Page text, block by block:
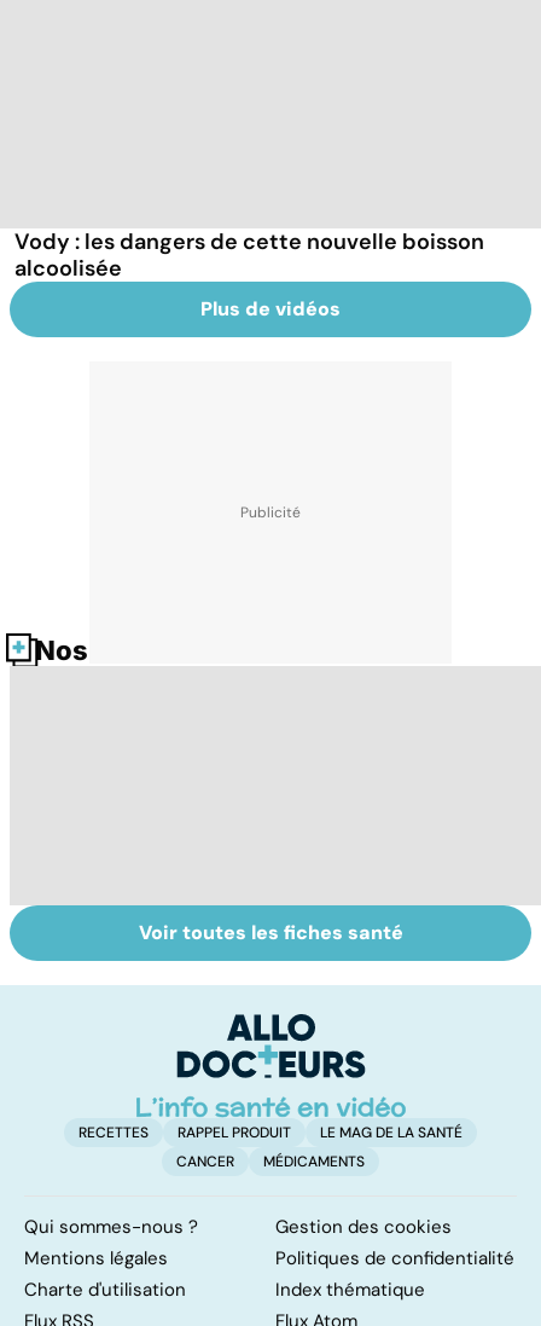
Vody : les dangers de cette nouvelle boisson
alcoolisée
Plus de vidéos
Nos fiches santé
Santé des
jeunes : quel rôle
Automutilation :
des ados en
Voir toutes les fiches santé
RECETTES RAPPEL PRODUIT
LE MAG DE LA SANTÉ
CANCER
MÉDICAMENTS
Qui sommes-nous ?
Gestion des cookies
Mentions légales
Politiques de confidentialité
Charte d'utilisation
Index thématique